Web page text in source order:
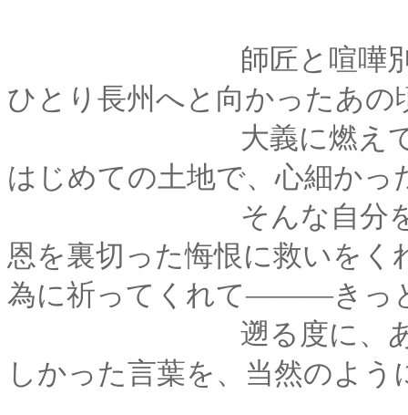
師匠と喧嘩別れをし
ひとり長州へと向かったあの
大義に燃えてはいた
はじめての土地で、心細かっ
そんな自分を、励ま
恩を裏切った悔恨に救いを
為に祈ってくれて―――きっ
遡る度に、あんなふ
しかった言葉を、当然のよ